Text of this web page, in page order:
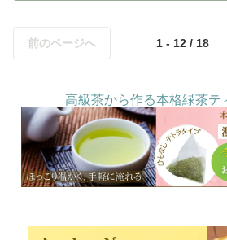
前のページへ 1 - 12 / 18
高級茶から作る本格緑茶テ